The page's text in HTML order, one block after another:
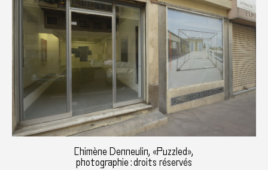
Chimène Denneulin, «Puzzled»,
photographie : droits réservés